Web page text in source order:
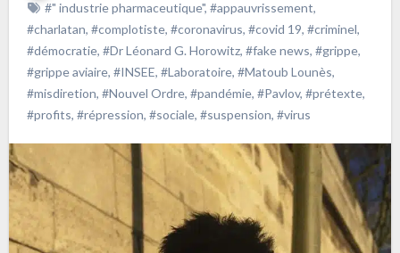
#" industrie pharmaceutique", #appauvrissement,
#charlatan, #complotiste, #coronavirus, #covid 19, #criminel,
#démocratie, #Dr Léonard G. Horowitz, #fake news, #grippe,
#grippe aviaire, #INSEE, #Laboratoire, #Matoub Lounès,
#misdiretion, #Nouvel Ordre, #pandémie, #Pavlov, #prétexte,
#profits, #répression, #sociale, #suspension, #virus